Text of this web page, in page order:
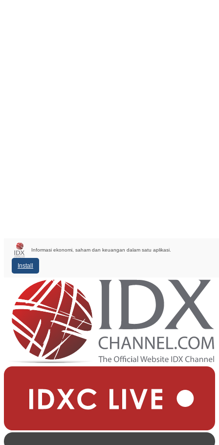
Informasi ekonomi, saham dan keuangan dalam satu aplikasi.
Install